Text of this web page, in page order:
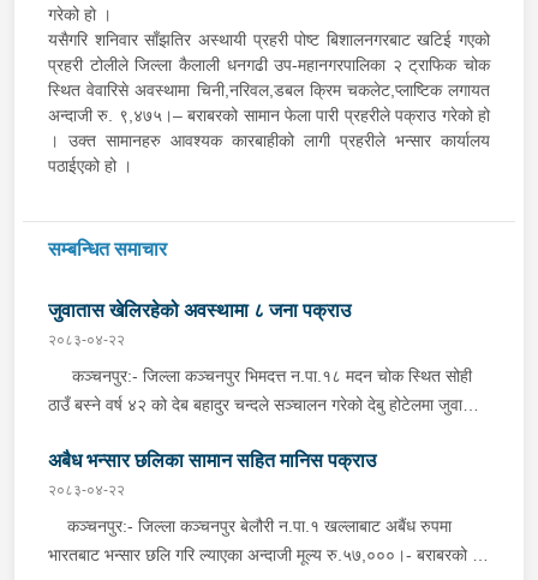
गरेको हो ।
यसैगरि शनिवार साँझतिर अस्थायी प्रहरी पोष्ट बिशालनगरबाट खटिई गएको
प्रहरी टोलीले जिल्ला कैलाली धनगढी उप-महानगरपालिका २ ट्राफिक चोक
स्थित वेवारिसे अवस्थामा चिनी,नरिवल,डबल क्रिम चकलेट,प्लाष्टिक लगायत
अन्दाजी रु. ९,४७५।– बराबरको सामान फेला पारी प्रहरीले पक्राउ गरेको हो
। उक्त सामानहरु आवश्यक कारबाहीको लागी प्रहरीले भन्सार कार्यालय
पठाईएको हो ।
सम्बन्धित समाचार
जुवातास खेलिरहेको अवस्थामा ८ जना पक्राउ
२०८३-०४-२२
कञ्चनपुर:- जिल्ला कञ्चनपुर भिमदत्त न.पा.१८ मदन चोक स्थित सोही
ठाउँ बस्ने वर्ष ४२ को देब बहादुर चन्दले सञ्चालन गरेको देबु होटेलमा जुवातास
गोप्य सुचनाको आधारमा जिल्ला प्रहरी कार्यालय कञ्चनपुरबाट खटिएको
प्रहरी टोलीले नगद रु.५५,०८०।- ( पचपन्न हजार असी) र २ गड्डी तास
सहित पक्राउ गरेको छ । यस सम्बन्धमा प्रहरीले अनुसन्धान गरिरहेको छ ।
अबैध भन्सार छलिका सामान सहित मानिस पक्राउ
२०८३-०४-२२
कञ्चनपुर:- जिल्ला कञ्चनपुर बेलौरी न.पा.१ खल्लाबाट अबैंध रुपमा
भारतबाट भन्सार छलि गरि ल्याएका अन्दाजी मूल्य रु.५७,०००।- बराबरको ३